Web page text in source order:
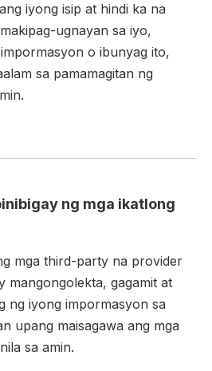
iyong isip at hindi ka na
ugnayan sa iyo,
o ibunyag ito,
sa pamamagitan ng
ng mga ikatlong
mga third-party na provider
mangongolekta, gagamit at
ng iyong impormasyon sa
upang maisagawa ang mga
sa amin.